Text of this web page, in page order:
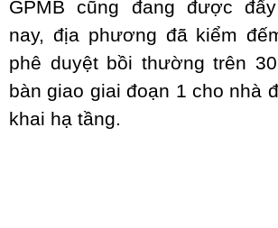
GPMB cũng đang được
nay, địa phương đã kiểm
phê duyệt bồi thường trên
bàn giao giai đoạn 1 cho nhà
khai hạ tầng.